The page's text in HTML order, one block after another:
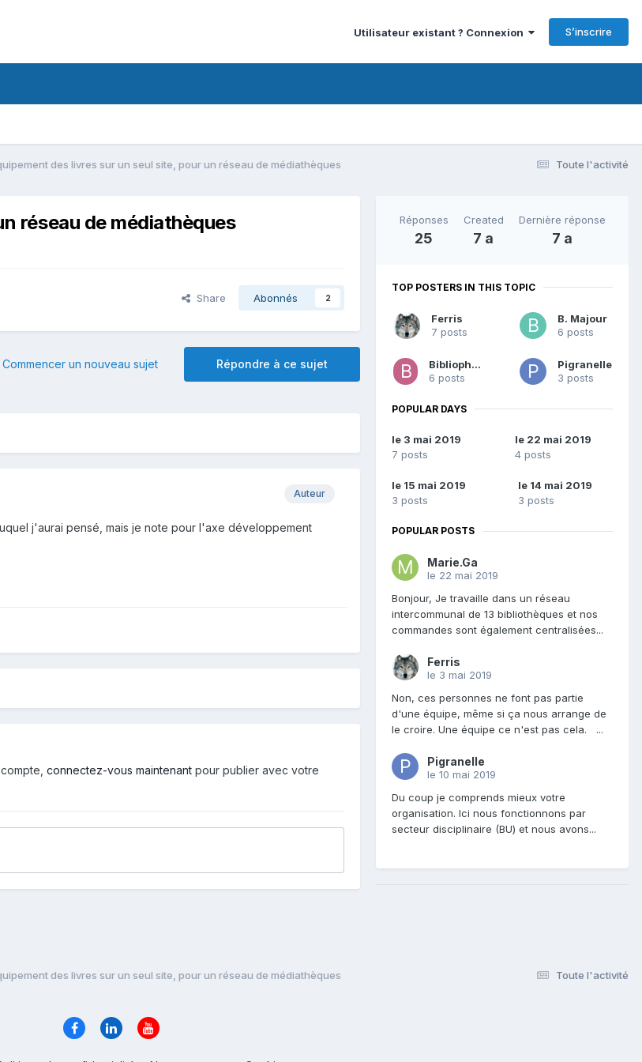
Utilisateur existant ? Connexion S’inscrire
Toute l'activité
des livres sur un seul site, pour un réseau de médiathèques
réseau de médiathèques
Share Abonnés 2
Répondre à ce sujet
Commencer un nouveau sujet
Auteur
j'aurai pensé, mais je note pour l'axe développement
connectez-vous maintenant pour publier avec votre
Réponses
25
Created
7 a
Dernière réponse
7 a
TOP POSTERS IN THIS TOPIC
Ferris
7 posts
B. Majour
6 posts
Bibliophage
6 posts
Pigranelle
3 posts
POPULAR DAYS
le 3 mai 2019
7 posts
le 22 mai 2019
4 posts
le 15 mai 2019
3 posts
le 14 mai 2019
3 posts
POPULAR POSTS
Marie.Ga
le 22 mai 2019
Bonjour, Je travaille dans un réseau
intercommunal de 13 bibliothèques et nos
commandes sont également centralisées...
Ferris
le 3 mai 2019
Non, ces personnes ne font pas partie
d'une équipe, même si ça nous arrange de
le croire. Une équipe ce n'est pas cela. ...
Pigranelle
le 10 mai 2019
Du coup je comprends mieux votre
organisation. Ici nous fonctionnons par
secteur disciplinaire (BU) et nous avons...
Toute l'activité
des livres sur un seul site, pour un réseau de médiathèques